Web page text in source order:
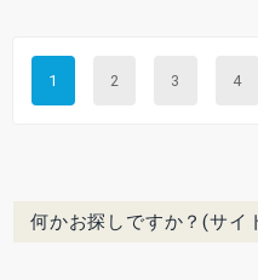
1 2 3 4
何かお探しですか？(サイ